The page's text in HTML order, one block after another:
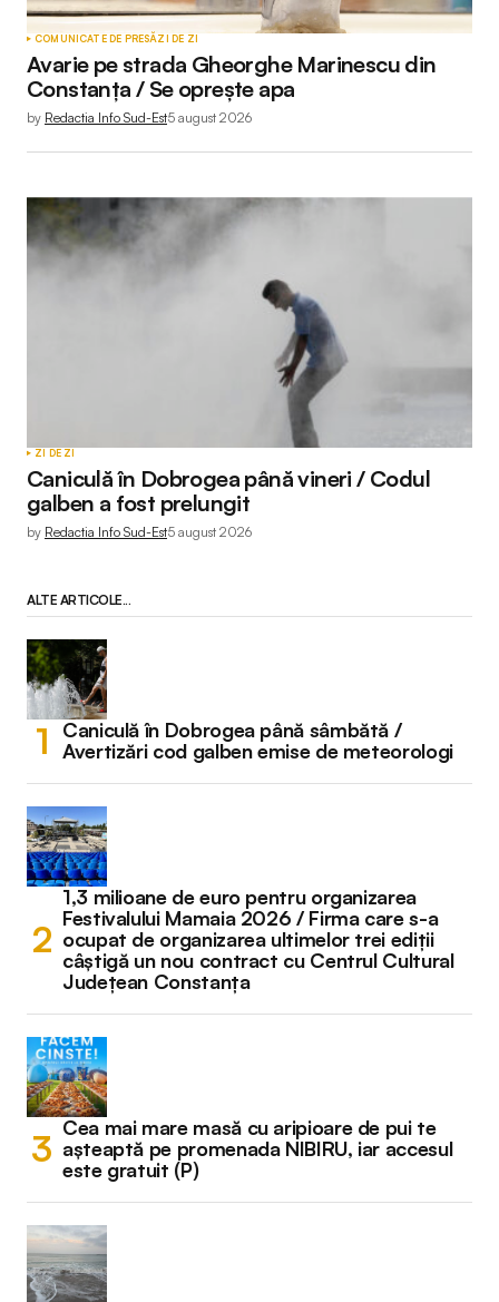
COMUNICATE DE PRESĂZI DE ZI
Avarie pe strada Gheorghe Marinescu din
Constanța / Se oprește apa
by Redactia Info Sud-Est5 august 2026
ZI DE ZI
Caniculă în Dobrogea până vineri / Codul
galben a fost prelungit
by Redactia Info Sud-Est5 august 2026
ALTE ARTICOLE...
Caniculă în Dobrogea până sâmbătă /
Avertizări cod galben emise de meteorologi
1,3 milioane de euro pentru organizarea
Festivalului Mamaia 2026 / Firma care s-a
ocupat de organizarea ultimelor trei ediții
câștigă un nou contract cu Centrul Cultural
Județean Constanța
Cea mai mare masă cu aripioare de pui te
așteaptă pe promenada NIBIRU, iar accesul
este gratuit (P)